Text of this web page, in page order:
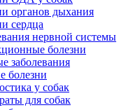
органов дыхания
сердца
нервной системы
болезни
заболевания
болезни
у собак
для собак